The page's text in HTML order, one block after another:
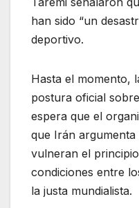
han sido “un
deportivo.
Hasta el momento,
postura oficial
espera que el
que Irán argumenta
vulneran el
condiciones entre
la justa mundialista.